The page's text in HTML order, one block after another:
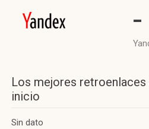
-
Los mejores retroenlaces
inicio
Sin dato